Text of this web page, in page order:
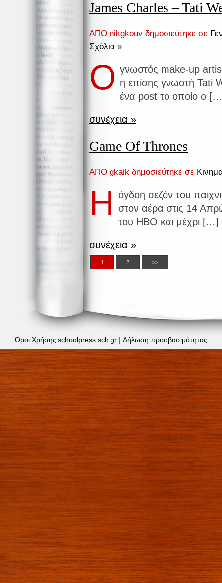
James Charles – Tati
ΑΠΟ nikgkouv δημοσιεύτηκε σε
Σχόλια »
Ο γνωστός make-up
η επίσης γνωστή Tati
ένα post το οποίο ο
συνέχεια »
Game Of Thrones
ΑΠΟ gkaik δημοσιεύτηκε σε
Η
όγδοη σεζόν του
στον αέρα στις 14
του ΗΒΟ και μέχρι […]
συνέχεια »
1 2 >>
Όροι Χρήσης schoolpress.sch.gr | Δήλωση προσβασιμότητας